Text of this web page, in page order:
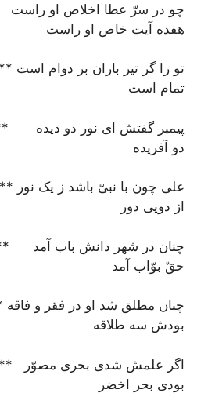
چو در سرّ عطا اخلاص او
هفده آیت خاص او راست
تو را گر تیر باران بر دوام
تمام است
پیمبر گفتش ای نور دو دیده
دو آفریده
علی چون با نبیّ باشد ز یک نور
از دویی دور
چنان در شهر دانش باب آمد
حقّ بوّاب آمد
چنان مطلق شد او در فقر و
بودش سه طلاقه
اگر علمش شدی بحری مصوّر
بودی بحر اخضر